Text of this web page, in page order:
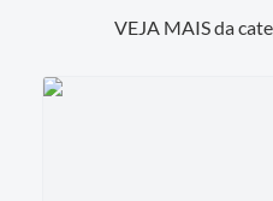
VEJA MAIS da